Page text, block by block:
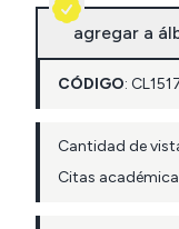
agregar a
CÓDIGO: CL
Cantidad de
Citas